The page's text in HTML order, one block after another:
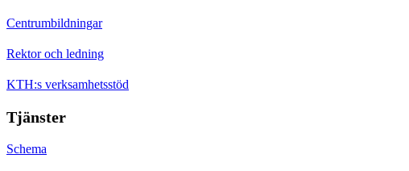
Centrumbildningar
Rektor och ledning
KTH:s verksamhetsstöd
Tjänster
Schema